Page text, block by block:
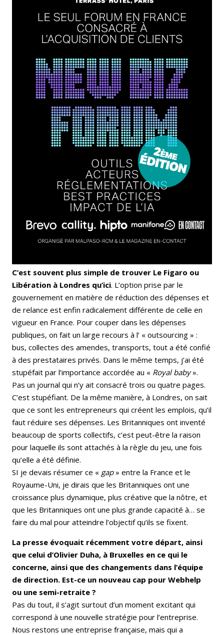
C’est souvent plus simple de trouver Le Figaro ou
Libération à Londres qu’ici. L’option prise par le
gouvernement en matière de réduction des dépenses et
de relance est enfin radicalement différente de celle en
vigueur en France. Pour couper dans les dépenses
publiques, on fait un large recours à l’ « outsourcing » :
bus, collectes des amendes, transports, tout a été confié
à des prestataires privés. Dans le même temps, j’ai été
stupéfait par l’importance accordée au « Royal baby».
Pas un journal qui n’y ait consacré trois ou quatre pages.
C’est stupéfiant. De la même manière, à Londres, on sait
que ce sont les entrepreneurs qui créent les emplois, qu’il
faut réduire ses dépenses. Les Britanniques ont inventé
beaucoup de sports collectifs, c’est peut-être la raison
pour laquelle ils sont attachés à la règle du jeu, une fois
qu’elle a été définie.
SI je devais résumer ce « gap» entre la France et le
Royaume-Uni, je dirais que les Britanniques ont une
croissance plus dynamique, plus créative que la nôtre, et
que les Britanniques ont une plus grande capacité à… se
faire du mal pour atteindre l’objectif qu’ils se fixent.
La presse évoquait récemment votre départ, ainsi
que celui d’Olivier Duha, à Bruxelles en ce qui le
concerne, ainsi que des changements dans l’équipe
de direction. Est-ce un nouveau cap pour Webhelp
ou une semi-retraite ?
Pas du tout, il s’agit surtout d’un moment excitant qui
correspond à une nouvelle stratégie pour l’entreprise.
Nous restons une entreprise française, mais qui a